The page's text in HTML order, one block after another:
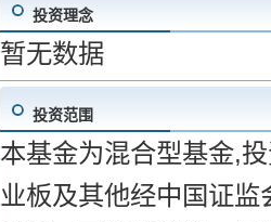
投资理念
暂无数据
投资范围
本基金为混合型基金,
业板及其他经中国证